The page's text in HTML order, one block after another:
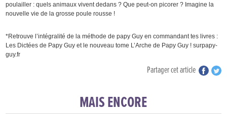
poulailler : quels animaux vivent dedans ? Que peut-on picorer ? Imagine la
nouvelle vie de la grosse poule rousse !
*Retrouve l’intégralité de la méthode de papy Guy en commandant tes livres :
Les Dictées de Papy Guy et le nouveau tome L’Arche de Papy Guy ! surpapy-
guy.fr
Partager cet article
MAIS ENCORE